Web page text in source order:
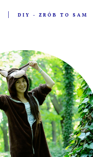
DIY - ZRÓB TO SAM